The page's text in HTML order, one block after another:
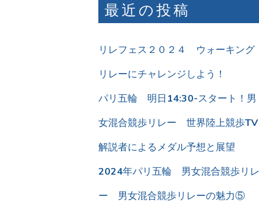
最近の投稿
リレフェス２０２４ ウォーキング
リレーにチャレンジしよう！
パリ五輪 明日14:30-スタート！男
女混合競歩リレー 世界陸上競歩TV
解説者によるメダル予想と展望
2024年パリ五輪 男女混合競歩リレ
ー 男女混合競歩リレーの魅力⑤